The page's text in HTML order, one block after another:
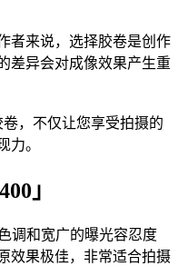
者来说，选择胶卷是创作
差异会对成像效果产生重
，不仅让您享受拍摄的
力。
」
调和宽广的曝光容忍度
效果极佳，非常适合拍摄